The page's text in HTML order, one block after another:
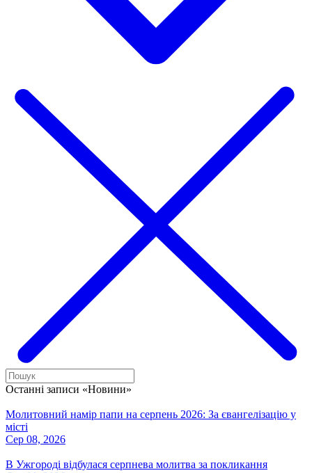
Останні записи «Новини»
Молитовний намір папи на серпень 2026: За євангелізацію у
місті
Сер 08, 2026
В Ужгороді відбулася серпнева молитва за покликання